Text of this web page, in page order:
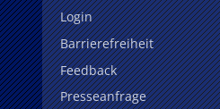
Login
Barrierefreiheit
Feedback
Presseanfrage